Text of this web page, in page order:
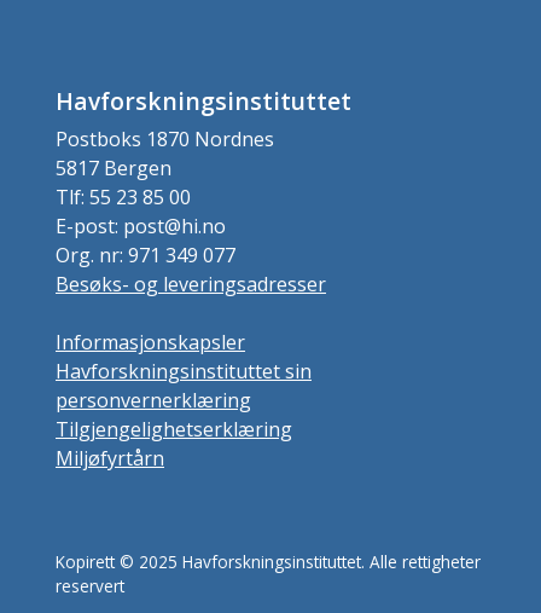
Havforskningsinstituttet
Postboks 1870 Nordnes
5817 Bergen
Tlf: 55 23 85 00
E-post: post@hi.no
Org. nr: 971 349 077
Besøks- og leveringsadresser
Informasjonskapsler
Havforskningsinstituttet sin
personvernerklæring
Tilgjengelighetserklæring
Miljøfyrtårn
Kopirett © 2025 Havforskningsinstituttet. Alle rettigheter
reservert